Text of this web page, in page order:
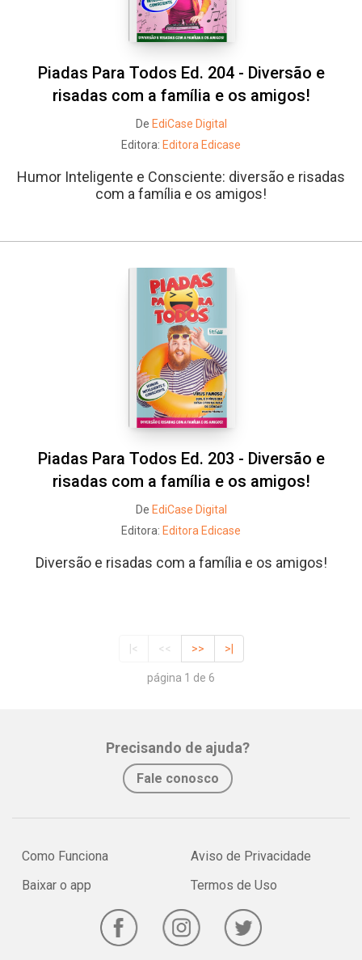
Piadas Para Todos Ed. 204 - Diversão e
risadas com a família e os amigos!
De EdiCase Digital
Editora: Editora Edicase
Humor Inteligente e Consciente: diversão e risadas
com a família e os amigos!
Piadas Para Todos Ed. 203 - Diversão e
risadas com a família e os amigos!
De EdiCase Digital
Editora: Editora Edicase
Diversão e risadas com a família e os amigos!
|< << >> >|
página 1 de 6
Precisando de ajuda?
Fale conosco
Como Funciona
Baixar o app
Aviso de Privacidade
Termos de Uso